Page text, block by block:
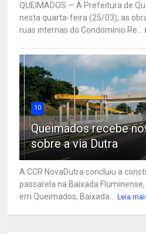
QUEIMADOS — A Prefeitura de
nesta quarta-feira (25/03), as
ruas internas do Condomínio Re...
10
Queimados recebe
sobre a via Dutra
A CCR NovaDutra concluiu a
passarela na Baixada
em Queimados, Baixada... Leia